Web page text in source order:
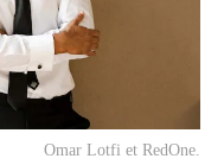
Omar Lotfi et RedOne.